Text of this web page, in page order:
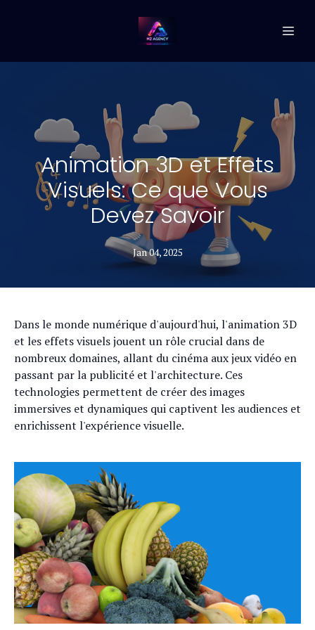
Animation 3D et Effets
Visuels: Ce que Vous
Devez Savoir
Jan 04, 2025
Dans le monde numérique d'aujourd'hui, l'animation 3D
et les effets visuels jouent un rôle crucial dans de
nombreux domaines, allant du cinéma aux jeux vidéo en
passant par la publicité et l'architecture. Ces
technologies permettent de créer des images
immersives et dynamiques qui captivent les audiences et
enrichissent l'expérience visuelle.